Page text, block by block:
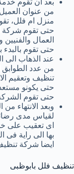
بعد ان تقوم
من عنوان
منزل ام فلل،
حتى تقوم شركة
العمال
حتى تقوم بالبدء
عند الذهاب الى
من عدد
تنظيف وتعقيم
حتى يكونو
حتى تقوم
وبعد الانتهاء
لقياس مدى
اى تعقيب على
بها الى راية فى
ايضا شركة
تنظيف فلل بابوظبى